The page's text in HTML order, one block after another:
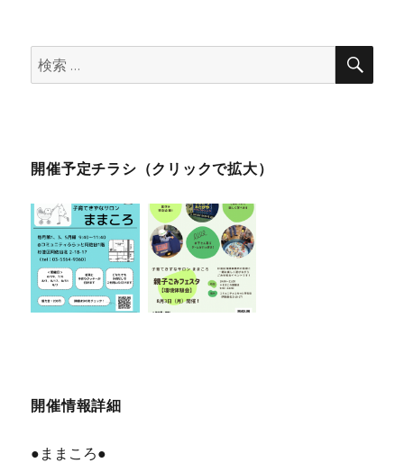
検
索:
検
開催予定チラシ（クリックで拡大）
開催情報詳細
●ままころ●